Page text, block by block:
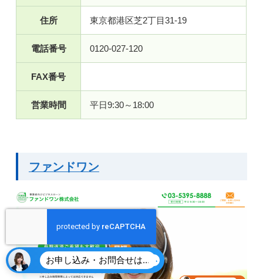
住所 東京都港区芝2丁目31-19
電話番号 0120-027-120
FAX番号
営業時間 平日9:30～18:00
ファンドワン
お申し込み・お問合せはこちら